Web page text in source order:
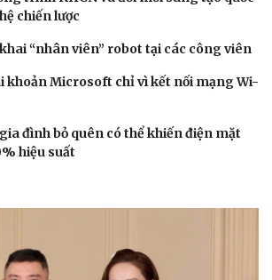
Tình yêu - Gia đình
chiến lược
“nhân viên” robot tại các công viên
khoản Microsoft chỉ vì kết nối mạng Wi-
đình bỏ quên có thể khiến điện mặt
hiệu suất